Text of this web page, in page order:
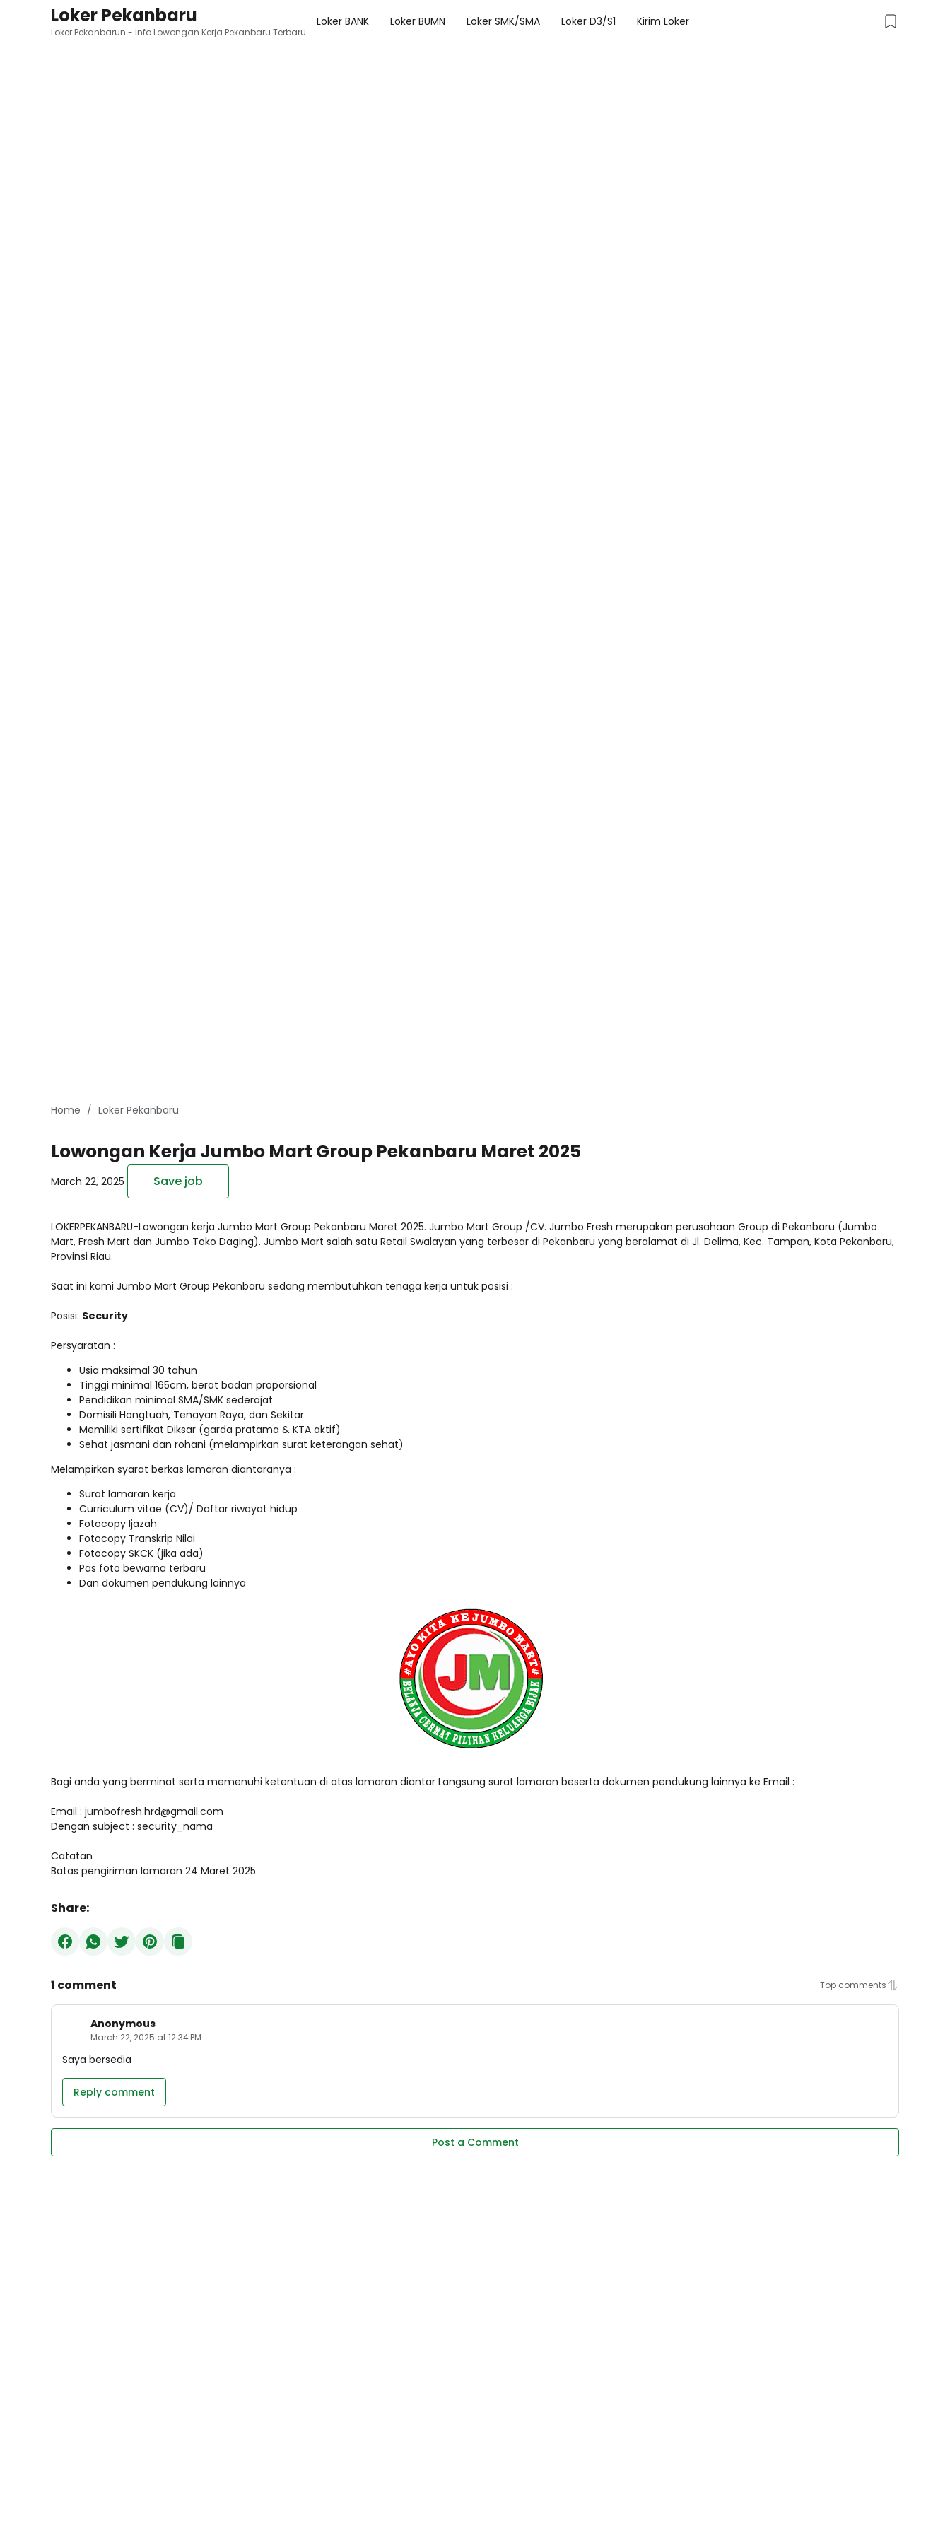
Loker Pekanbaru
Loker Pekanbarun - Info Lowongan Kerja Pekanbaru Terbaru
Loker BANK Loker BUMN Loker SMK/SMA Loker D3/S1 Kirim Loker
Home Loker Pekanbaru
Lowongan Kerja Jumbo Mart Group Pekanbaru Maret 2025
March 22, 2025 Save job
LOKERPEKANBARU-Lowongan kerja Jumbo Mart Group Pekanbaru Maret 2025. Jumbo Mart Group /CV. Jumbo Fresh merupakan perusahaan Group di Pekanbaru (Jumbo
Mart, Fresh Mart dan Jumbo Toko Daging). Jumbo Mart salah satu Retail Swalayan yang terbesar di Pekanbaru yang beralamat di Jl. Delima, Kec. Tampan, Kota Pekanbaru,
Provinsi Riau.
Saat ini kami Jumbo Mart Group Pekanbaru sedang membutuhkan tenaga kerja untuk posisi :
Posisi: Security
Persyaratan :
Usia maksimal 30 tahun
Tinggi minimal 165cm, berat badan proporsional
Pendidikan minimal SMA/SMK sederajat
Domisili Hangtuah, Tenayan Raya, dan Sekitar
Memiliki sertifikat Diksar (garda pratama & KTA aktif)
Sehat jasmani dan rohani (melampirkan surat keterangan sehat)
Melampirkan syarat berkas lamaran diantaranya :
Surat lamaran kerja
Curriculum vitae (CV)/ Daftar riwayat hidup
Fotocopy Ijazah
Fotocopy Transkrip Nilai
Fotocopy SKCK (jika ada)
Pas foto bewarna terbaru
Dan dokumen pendukung lainnya
Bagi anda yang berminat serta memenuhi ketentuan di atas lamaran diantar Langsung surat lamaran beserta dokumen pendukung lainnya ke Email :
Email : jumbofresh.hrd@gmail.com
Dengan subject : security_nama
Catatan
Batas pengiriman lamaran 24 Maret 2025
Share:
1 comment
Anonymous
March 22, 2025 at 12:34 PM
Saya bersedia
Reply comment
Post a Comment